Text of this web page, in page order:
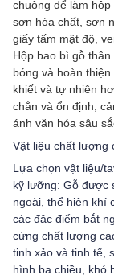
chuộng để làm
sơn hóa chất, sơn
giấy tấm mật độ,
Hộp bao bì gỗ
bóng và hoàn
khiết và tự nhiên
chắn và ổn định,
ánh văn hóa sâu
Vật liệu chất lượng
Lựa chọn vật liệu/
kỹ lưỡng: Gỗ được
ngoài, thể hiện khí
các đặc điểm bắt
cứng chất lượng
tinh xảo và tinh tế,
hình ba chiều, khó